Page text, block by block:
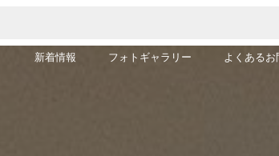
新着情報 フォトギャラリー よくあるお